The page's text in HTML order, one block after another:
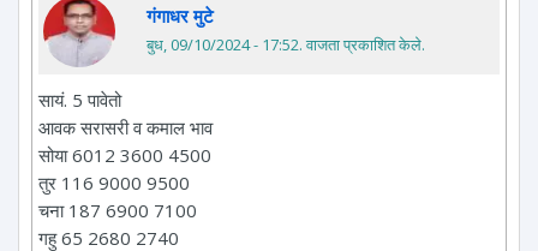
गंगाधर मुटे
बुध, 09/10/2024 - 17:52. वाजता प्रकाशित केले.
सायं. 5 पावेतो
आवक सरासरी व कमाल भाव
सोया 6012 3600 4500
तुर 116 9000 9500
चना 187 6900 7100
गहु 65 2680 2740